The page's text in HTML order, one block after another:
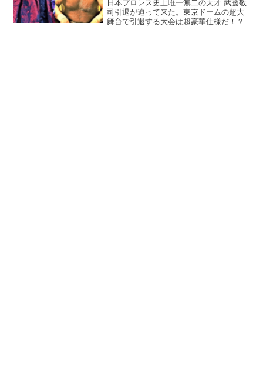
日本プロレス史上唯一無二の天才 武藤敬
司引退が迫って来た。東京ドームの超大
舞台で引退する大会は超豪華仕様だ！？